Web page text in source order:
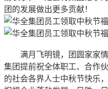
团的发展做出更多贡献！
满月飞明镜，团圆家家情
集团提前祝全体职工、合作
的社会各界人士中秋节快乐